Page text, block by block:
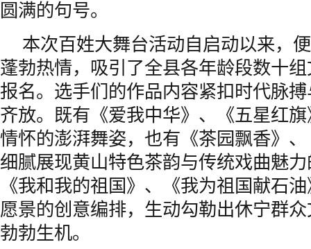
圆满的句号。
本次百姓大舞台活动自启动以来，
蓬勃热情，吸引了全县各年龄段数十
报名。选手们的作品内容紧扣时代脉
齐放。既有《爱我中华》、《五星红
情怀的澎湃舞姿，也有《茶园飘香》
细腻展现黄山特色茶韵与传统戏曲魅
《我和我的祖国》、《我为祖国献石
愿景的创意编排，生动勾勒出休宁群
勃勃生机。